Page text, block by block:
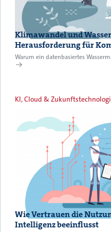
Klimawandel und
Herausforderung für
Warum ein datenbasiertes
KI, Cloud &
Wie Vertrauen die
Intelligenz beeinflusst